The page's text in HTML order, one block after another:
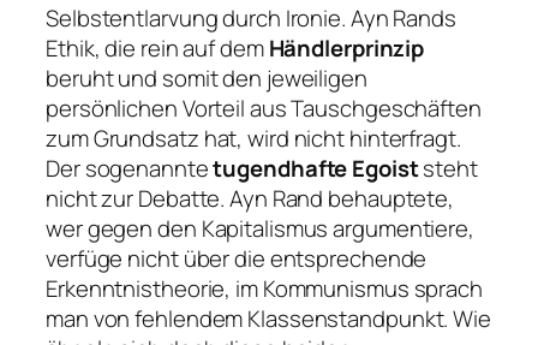
Selbstentlarvung durch Ironie. Ayn Rands
Ethik, die rein auf demHändlerprinzip
beruht und somit den jeweiligen
persönlichen Vorteil aus Tauschgeschäften
zum Grundsatz hat, wird nicht hinterfragt.
Der sogenanntetugendhafte Egoiststeht
nicht zur Debatte. Ayn Rand behauptete,
wer gegen den Kapitalismus argumentiere,
verfüge nicht über die entsprechende
Erkenntnistheorie, im Kommunismus sprach
man von fehlendem Klassenstandpunkt. Wie